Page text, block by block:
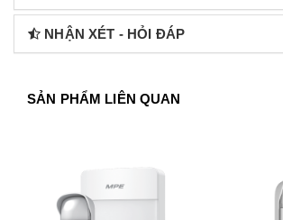
NHẬN XÉT - HỎI ĐÁP
SẢN PHẨM LIÊN QUAN